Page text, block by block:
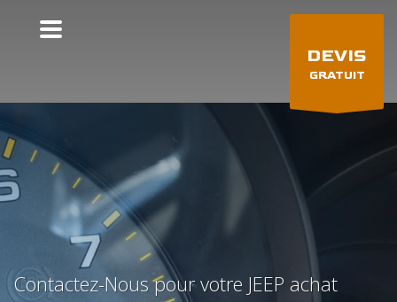
DEVIS
GRATUIT
Contactez-Nous pour votre JEEP achat